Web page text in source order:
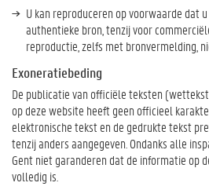
U kan reproduceren op voorwaarde dat
authentieke bron, tenzij voor
reproductie, zelfs met bronvermelding,
Exoneratiebeding
De publicatie van officiële teksten
op deze website heeft geen officieel
elektronische tekst en de gedrukte tekst
tenzij anders aangegeven. Ondanks alle
Gent niet garanderen dat de informatie op
volledig is.